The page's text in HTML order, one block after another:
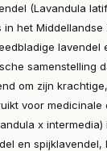
(Lavandula
in het
lavendel
samenstelling
om zijn
voor medicinale
x
en